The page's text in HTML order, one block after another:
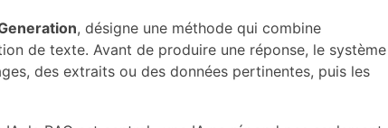
, désigne une méthode qui combine
de texte. Avant de produire une réponse, le système
des extraits ou des données pertinentes, puis les